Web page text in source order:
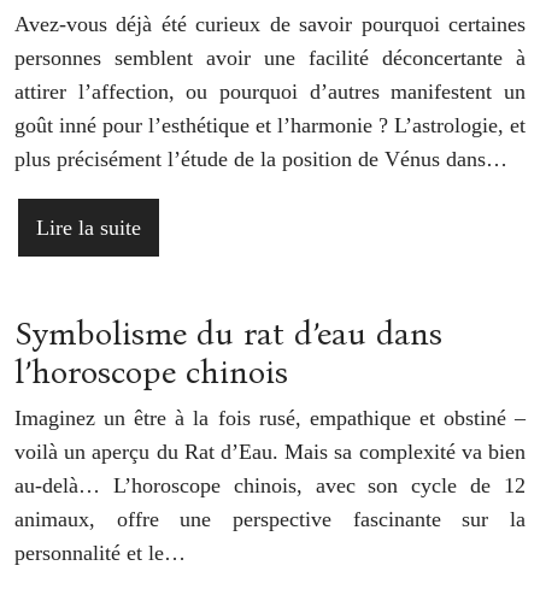
Avez-vous déjà été curieux de savoir pourquoi certaines
personnes semblent avoir une facilité déconcertante à
attirer l’affection, ou pourquoi d’autres manifestent un
goût inné pour l’esthétique et l’harmonie ? L’astrologie, et
plus précisément l’étude de la position de Vénus dans…
Lire la suite
Symbolisme du rat d’eau dans
l’horoscope chinois
Imaginez un être à la fois rusé, empathique et obstiné –
voilà un aperçu du Rat d’Eau. Mais sa complexité va bien
au-delà… L’horoscope chinois, avec son cycle de 12
animaux, offre une perspective fascinante sur la
personnalité et le…